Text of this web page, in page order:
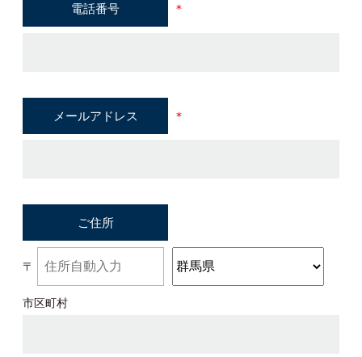
電話番号 ＊
メールアドレス ＊
ご住所
〒
市区町村